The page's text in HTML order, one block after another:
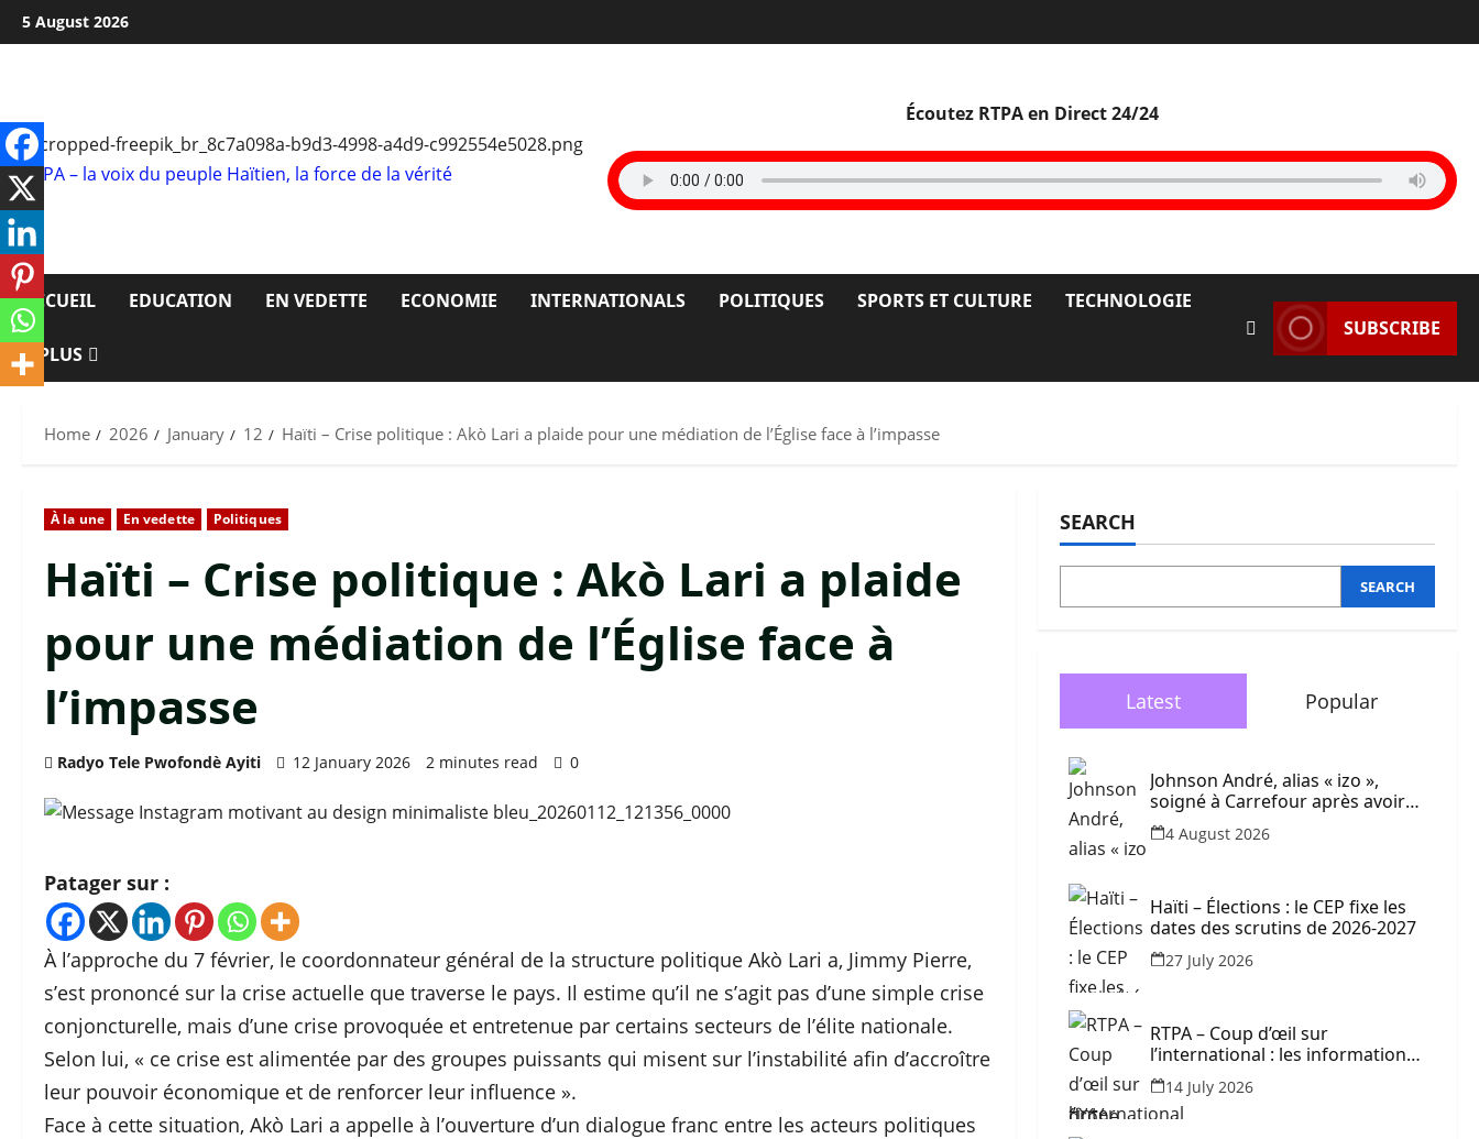
Skip
to
5 August 2026
RTPA – la voix du peuple Haïtien, la force de la vérité
Écoutez RTPA en Direct 24/24
ACCUEIL EDUCATION EN VEDETTE ECONOMIE INTERNATIONALS POLITIQUES SPORTS ET CULTURE TECHNOLOGIE
PLUS
SUBSCRIBE
Home 2026 January 12 Haïti – Crise politique : Akò Lari a plaide pour une médiation de l’Église face à l’impasse
À la une En vedette Politiques
Haïti – Crise politique : Akò Lari a plaide
pour une médiation de l’Église face à
l’impasse
Radyo Tele Pwofondè Ayiti 12 January 2026 2 minutes read 0
Patager sur :
À l’approche du 7 février, le coordonnateur général de la structure politique Akò Lari a, Jimmy Pierre,
s’est prononcé sur la crise actuelle que traverse le pays. Il estime qu’il ne s’agit pas d’une simple crise
conjoncturelle, mais d’une crise provoquée et entretenue par certains secteurs de l’élite nationale.
Selon lui, « ce crise est alimentée par des groupes puissants qui misent sur l’instabilité afin d’accroître
leur pouvoir économique et de renforcer leur influence ».
Face à cette situation, Akò Lari a appelle à l’ouverture d’un dialogue franc entre les acteurs politiques
SEARCH
SEARCH
Latest Popular
Johnson André, alias « izo »,
soigné à Carrefour après avoir
été blessé dans une frappe de
drone
4 August 2026
Haïti – Élections : le CEP fixe les
dates des scrutins de 2026-2027
27 July 2026
RTPA – Coup d’œil sur
l’international : les informations
à retenir ce mardi 14 juillet 2026
14 July 2026